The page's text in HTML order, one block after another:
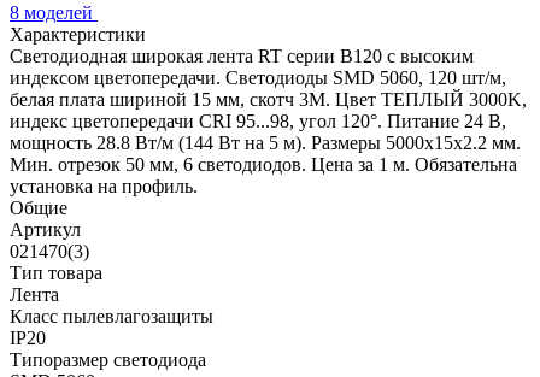
8 моделей
Характеристики
Светодиодная широкая лента RT серии B120 с высоким
индексом цветопередачи. Светодиоды SMD 5060, 120 шт/м,
белая плата шириной 15 мм, скотч 3М. Цвет ТЕПЛЫЙ 3000K,
индекс цветопередачи CRI 95...98, угол 120°. Питание 24 В,
мощность 28.8 Вт/м (144 Вт на 5 м). Размеры 5000х15х2.2 мм.
Мин. отрезок 50 мм, 6 светодиодов. Цена за 1 м. Обязательна
установка на профиль.
Общие
Артикул
021470(3)
Тип товара
Лента
Класс пылевлагозащиты
IP20
Типоразмер светодиода